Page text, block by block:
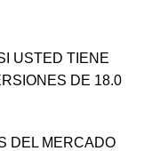
USTED TIENE
DE 18.0
DEL MERCADO